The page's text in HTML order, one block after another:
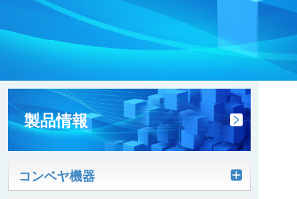
コンベヤ機器を探す
用途から探す
ヒント集
飲料
事業所一覧
沿革
製品情報
コンベヤ機器